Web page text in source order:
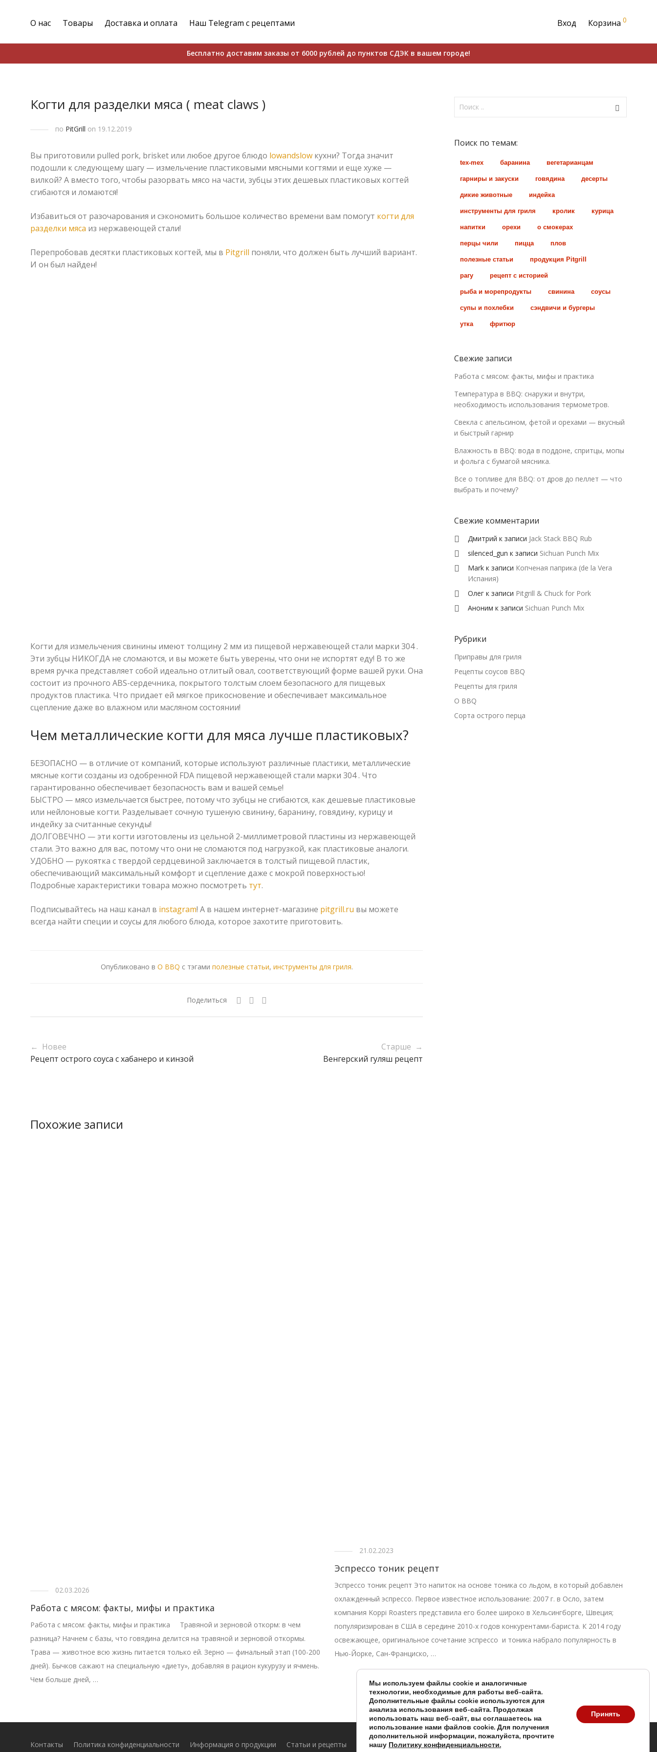
О нас Товары Доставка и оплата Наш Telegram с рецептами Вход Корзина 0
Бесплатно доставим заказы от 6000 рублей до пунктов СДЭК в вашем городе!
Когти для разделки мяса ( meat claws )
по PitGrill on 19.12.2019
Вы приготовили pulled pork, brisket или любое другое блюдо lowandslow кухни? Тогда значит
подошли к следующему шагу — измельчение пластиковыми мясными когтями и еще хуже —
вилкой? А вместо того, чтобы разорвать мясо на части, зубцы этих дешевых пластиковых когтей
сгибаются и ломаются!
Избавиться от разочарования и сэкономить большое количество времени вам помогут когти для
разделки мяса из нержавеющей стали!
Перепробовав десятки пластиковых когтей, мы в Pitgrill поняли, что должен быть лучший вариант.
И он был найден!
Когти для измельчения свинины имеют толщину 2 мм из пищевой нержавеющей стали марки 304 .
Эти зубцы НИКОГДА не сломаются, и вы можете быть уверены, что они не испортят еду! В то же
время ручка представляет собой идеально отлитый овал, соответствующий форме вашей руки. Она
состоит из прочного ABS-сердечника, покрытого толстым слоем безопасного для пищевых
продуктов пластика. Что придает ей мягкое прикосновение и обеспечивает максимальное
сцепление даже во влажном или масляном состоянии!
Чем металлические когти для мяса лучше пластиковых?
БЕЗОПАСНО — в отличие от компаний, которые используют различные пластики, металлические
мясные когти созданы из одобренной FDA пищевой нержавеющей стали марки 304 . Что
гарантированно обеспечивает безопасность вам и вашей семье!
БЫСТРО — мясо измельчается быстрее, потому что зубцы не сгибаются, как дешевые пластиковые
или нейлоновые когти. Разделывает сочную тушеную свинину, баранину, говядину, курицу и
индейку за считанные секунды!
ДОЛГОВЕЧНО — эти когти изготовлены из цельной 2-миллиметровой пластины из нержавеющей
стали. Это важно для вас, потому что они не сломаются под нагрузкой, как пластиковые аналоги.
УДОБНО — рукоятка с твердой сердцевиной заключается в толстый пищевой пластик,
обеспечивающий максимальный комфорт и сцепление даже с мокрой поверхностью!
Подробные характеристики товара можно посмотреть тут.
Подписывайтесь на наш канал в instagram! А в нашем интернет-магазине pitgrill.ru вы можете
всегда найти специи и соусы для любого блюда, которое захотите приготовить.
Опубликовано в О BBQ с тэгами полезные статьи, инструменты для гриля.
Поделиться
← Новее
Рецепт острого соуса с хабанеро и кинзой
Старше →
Венгерский гуляш рецепт
Поиск по темам:
tex-mex баранина вегетарианцам
гарниры и закуски говядина десерты
дикие животные индейка
инструменты для гриля кролик курица
напитки орехи о смокерах
перцы чили пицца плов
полезные статьи продукция Pitgrill
рагу рецепт с историей
рыба и морепродукты свинина соусы
супы и похлебки сэндвичи и бургеры
утка фритюр
Свежие записи
Работа с мясом: факты, мифы и практика
Температура в BBQ: снаружи и внутри,
необходимость использования термометров.
Свекла с апельсином, фетой и орехами — вкусный
и быстрый гарнир
Влажность в BBQ: вода в поддоне, спритцы, мопы
и фольга с бумагой мясника.
Все о топливе для BBQ: от дров до пеллет — что
выбрать и почему?
Свежие комментарии
Дмитрий к записи Jack Stack BBQ Rub
silenced_gun к записи Sichuan Punch Mix
Mark к записи Копченая паприка (de la Vera
Испания)
Олег к записи Pitgrill & Chuck for Pork
Аноним к записи Sichuan Punch Mix
Рубрики
Приправы для гриля
Рецепты соусов BBQ
Рецепты для гриля
О BBQ
Сорта острого перца
Похожие записи
02.03.2026
Работа с мясом: факты, мифы и практика
Работа с мясом: факты, мифы и практика Травяной и зерновой откорм: в чем
разница? Начнем с базы, что говядина делится на травяной и зерновой откормы.
Трава — животное всю жизнь питается только ей. Зерно — финальный этап (100-200
дней). Бычков сажают на специальную «диету», добавляя в рацион кукурузу и ячмень.
Чем больше дней, …
21.02.2023
Эспрессо тоник рецепт
Эспрессо тоник рецепт Это напиток на основе тоника со льдом, в который добавлен
охлажденный эспрессо. Первое известное использование: 2007 г. в Осло, затем
компания Koppi Roasters представила его более широко в Хельсингборге, Швеция;
популяризирован в США в середине 2010-х годов конкурентами-бариста. К 2014 году
освежающее, оригинальное сочетание эспрессо и тоника набрало популярность в
Нью-Йорке, Сан-Франциско, …
Контакты Политика конфиденциальности Информация о продукции Статьи и рецепты Оптовые цены
Мы используем файлы cookie и аналогичные
технологии, необходимые для работы веб-сайта.
Дополнительные файлы cookie используются для
анализа использования веб-сайта. Продолжая
использовать наш веб-сайт, вы соглашаетесь на
использование нами файлов cookie. Для получения
дополнительной информации, пожалуйста, прочтите
нашу Политику конфиденциальности.
Принять